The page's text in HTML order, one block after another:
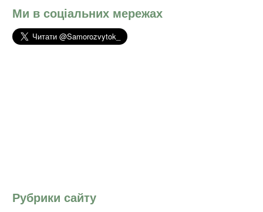
Ми в соціальних мережах
Рубрики сайту